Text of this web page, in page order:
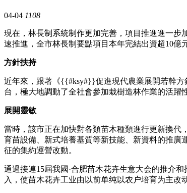
04-04 1108
現在，林長制系統制作更加完善，項目推進進一步
速推進，全市林長制要點項目本年完結出資超10億
方針扶持
近年來，跟著《{{#ksy#}}促進現代農業展開若幹
台，極大地調動了全社會參加栽樹造林作業的活躍
展開靈敏
當時，該市正在加快對各類苗木種類進行更新換
育苗設備、新式培養基質等新技能、新資料的推
征的集約運營改動。
通過接連15屆我國·合肥苗木花卉生意大会的推介
入，使苗木花卉工业由以前单纯以农户培育为主改